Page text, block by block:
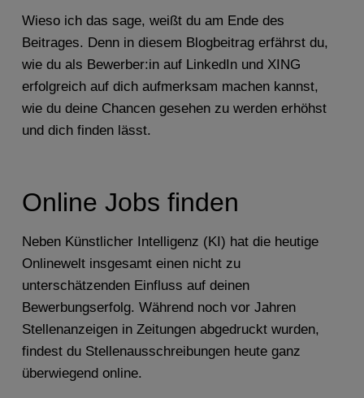
Wieso ich das sage, weißt du am Ende des
Beitrages. Denn in diesem Blogbeitrag erfährst du,
wie du als Bewerber:in auf LinkedIn und XING
erfolgreich auf dich aufmerksam machen kannst,
wie du deine Chancen gesehen zu werden erhöhst
und dich finden lässt.
Online Jobs finden
Neben Künstlicher Intelligenz (KI) hat die heutige
Onlinewelt insgesamt einen nicht zu
unterschätzenden Einfluss auf deinen
Bewerbungserfolg. Während noch vor Jahren
Stellenanzeigen in Zeitungen abgedruckt wurden,
findest du Stellenausschreibungen heute ganz
überwiegend online.